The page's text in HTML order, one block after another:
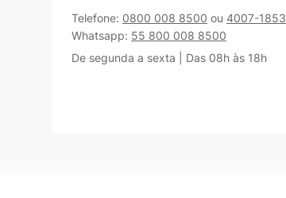
Telefone: 0800 008 8500 ou 4007-1853
Whatsapp: 55 800 008 8500
De segunda a sexta | Das 08h às 18h